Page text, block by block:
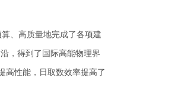
、高质量地完成了各项建
，得到了国际高能物理界
高性能，日取数效率提高了